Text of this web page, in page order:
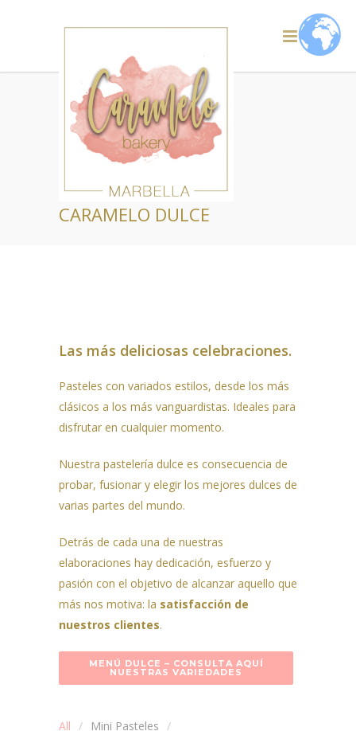
CARAMELO DULCE
Las más deliciosas celebraciones.
Pasteles con variados estilos, desde los más
clásicos a los más vanguardistas. Ideales para
disfrutar en cualquier momento.
Nuestra pastelería dulce es consecuencia de
probar, fusionar y elegir los mejores dulces de
varias partes del mundo.
Detrás de cada una de nuestras
elaboraciones hay dedicación, esfuerzo y
pasión con el objetivo de alcanzar aquello que
más nos motiva: la satisfacción de
nuestros clientes.
MENÚ DULCE – CONSULTA AQUÍ
NUESTRAS VARIEDADES
All
Mini Pasteles